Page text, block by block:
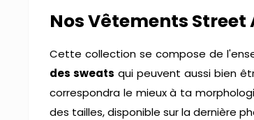
Nos Vêtements Street
Cette collection se compose de
des sweats qui peuvent aussi bien
correspondra le mieux à ta
des tailles, disponible sur la dernière